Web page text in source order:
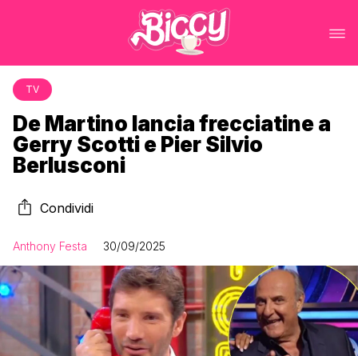
TV
De Martino lancia frecciatine a
Gerry Scotti e Pier Silvio
Berlusconi
Condividi
Anthony Festa 30/09/2025